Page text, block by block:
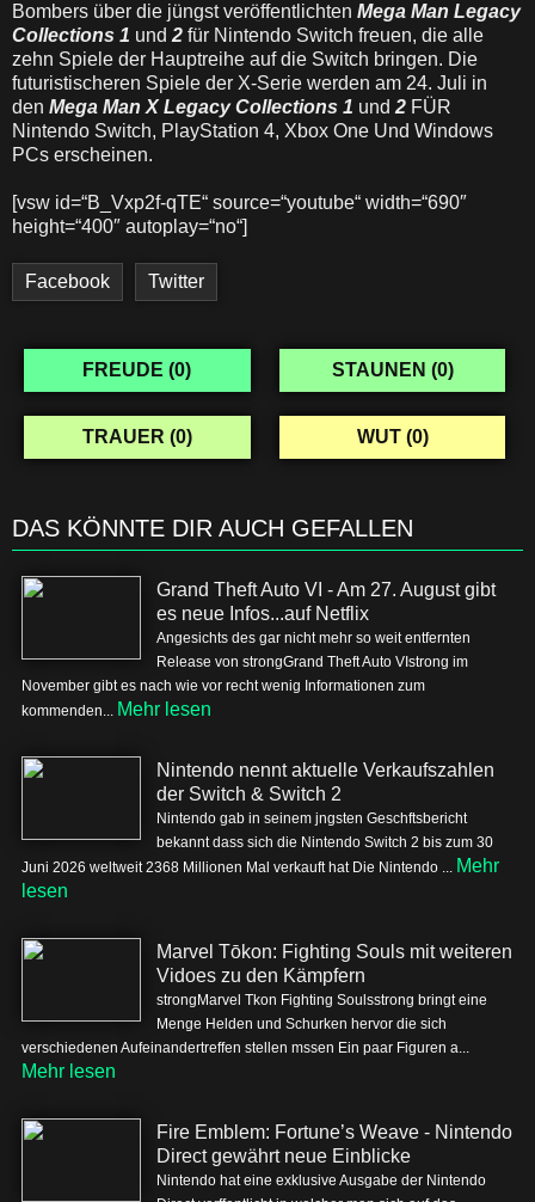
Bombers über die jüngst veröffentlichten Mega Man Legacy
Collections 1 und 2 für Nintendo Switch freuen, die alle
zehn Spiele der Hauptreihe auf die Switch bringen. Die
futuristischeren Spiele der X-Serie werden am 24. Juli in
den Mega Man X Legacy Collections 1 und 2 FÜR
Nintendo Switch, PlayStation 4, Xbox One Und Windows
PCs erscheinen.
[vsw id=“B_Vxp2f-qTE“ source=“youtube“ width=“690″
height=“400″ autoplay=“no“]
Facebook Twitter
FREUDE (0) STAUNEN (0)
TRAUER (0) WUT (0)
DAS KÖNNTE DIR AUCH GEFALLEN
Grand Theft Auto VI - Am 27. August gibt
es neue Infos...auf Netflix
Angesichts des gar nicht mehr so weit entfernten
Release von strongGrand Theft Auto VIstrong im
November gibt es nach wie vor recht wenig Informationen zum
kommenden... Mehr lesen
Nintendo nennt aktuelle Verkaufszahlen
der Switch & Switch 2
Nintendo gab in seinem jngsten Geschftsbericht
bekannt dass sich die Nintendo Switch 2 bis zum 30
Juni 2026 weltweit 2368 Millionen Mal verkauft hat Die Nintendo ... Mehr
lesen
Marvel Tōkon: Fighting Souls mit weiteren
Vidoes zu den Kämpfern
strongMarvel Tkon Fighting Soulsstrong bringt eine
Menge Helden und Schurken hervor die sich
verschiedenen Aufeinandertreffen stellen mssen Ein paar Figuren a...
Mehr lesen
Fire Emblem: Fortune’s Weave - Nintendo
Direct gewährt neue Einblicke
Nintendo hat eine exklusive Ausgabe der Nintendo